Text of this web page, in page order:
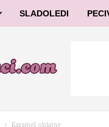
SLADOLEDI
Karamel oblatne